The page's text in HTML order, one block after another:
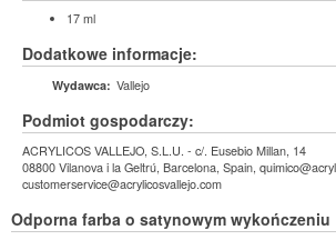
17 ml
Dodatkowe informacje:
Wydawca: Vallejo
Podmiot gospodarczy:
ACRYLICOS VALLEJO, S.L.U. - c/. Eusebio Millan, 14
08800 Vilanova i la Geltrú, Barcelona, Spain,
customerservice@acrylicosvallejo.com
Odporna farba o satynowym wykończeniu